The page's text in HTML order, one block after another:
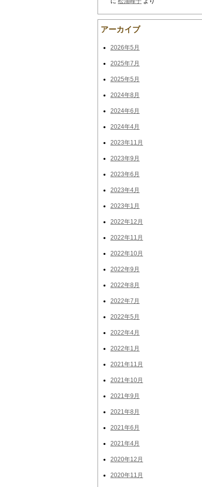
アーカイブ
2026年5月
2025年7月
2025年5月
2024年8月
2024年6月
2024年4月
2023年11月
2023年9月
2023年6月
2023年4月
2023年1月
2022年12月
2022年11月
2022年10月
2022年9月
2022年8月
2022年7月
2022年5月
2022年4月
2022年1月
2021年11月
2021年10月
2021年9月
2021年8月
2021年6月
2021年4月
2020年12月
2020年11月